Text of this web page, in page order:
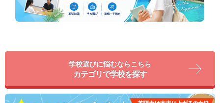
学校選びに悩むならこちら
カテゴリで学校を探す